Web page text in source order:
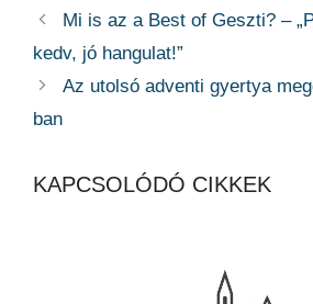
Mi is az a Best of Geszti? –
kedv, jó hangulat!”
Az utolsó adventi gyertya
ban
KAPCSOLÓDÓ CIKKEK